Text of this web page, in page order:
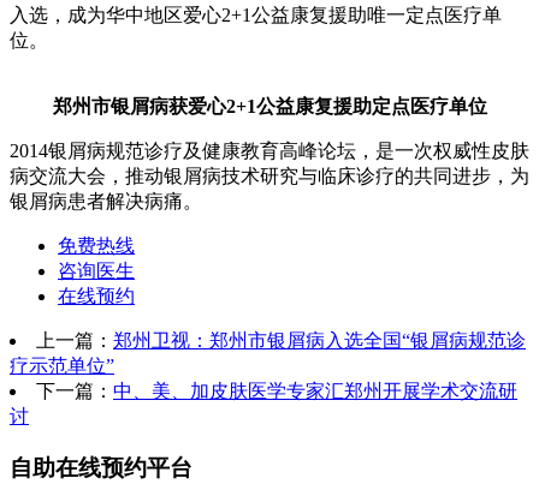
入选，成为华中地区爱心2+1公益康复援助唯一定点医疗单
位。
郑州市银屑病获爱心2+1公益康复援助定点医疗单位
2014银屑病规范诊疗及健康教育高峰论坛，是一次权威性皮肤
病交流大会，推动银屑病技术研究与临床诊疗的共同进步，为
银屑病患者解决病痛。
免费热线
咨询医生
在线预约
上一篇： 郑州卫视：郑州市银屑病入选全国“银屑病规范诊
疗示范单位”
下一篇： 中、美、加皮肤医学专家汇郑州开展学术交流研
讨
自助在线预约平台